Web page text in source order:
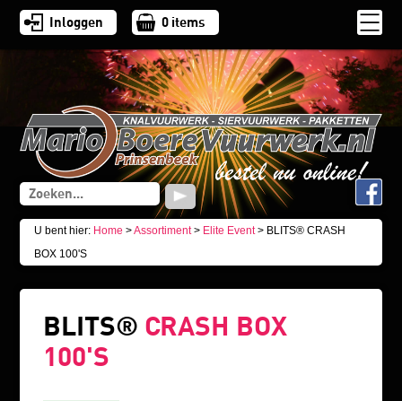
Inloggen 0 items
U bent hier: Home >Assortiment> Elite Event> BLITS® CRASH
BOX 100'S
BLITS® CRASH BOX
100'S